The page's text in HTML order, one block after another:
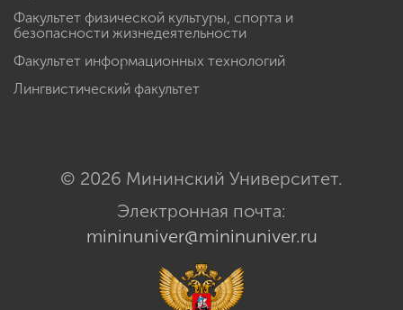
Факультет физической культуры, спорта и
безопасности жизнедеятельности
Факультет информационных технологий
Лингвистический факультет
© 2026 Мининский Университет.
Электронная почта:
mininuniver@mininuniver.ru